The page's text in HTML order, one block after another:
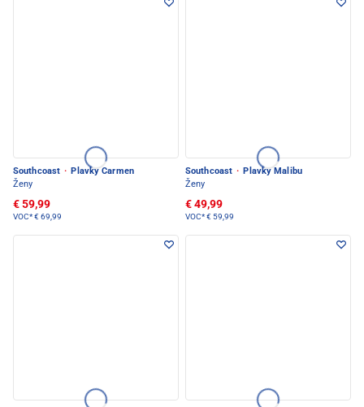
Southcoast · Plavky Carmen
Ženy
€ 59,99
VOC*€ 69,99
Southcoast · Plavky Malibu
Ženy
€ 49,99
VOC*€ 59,99